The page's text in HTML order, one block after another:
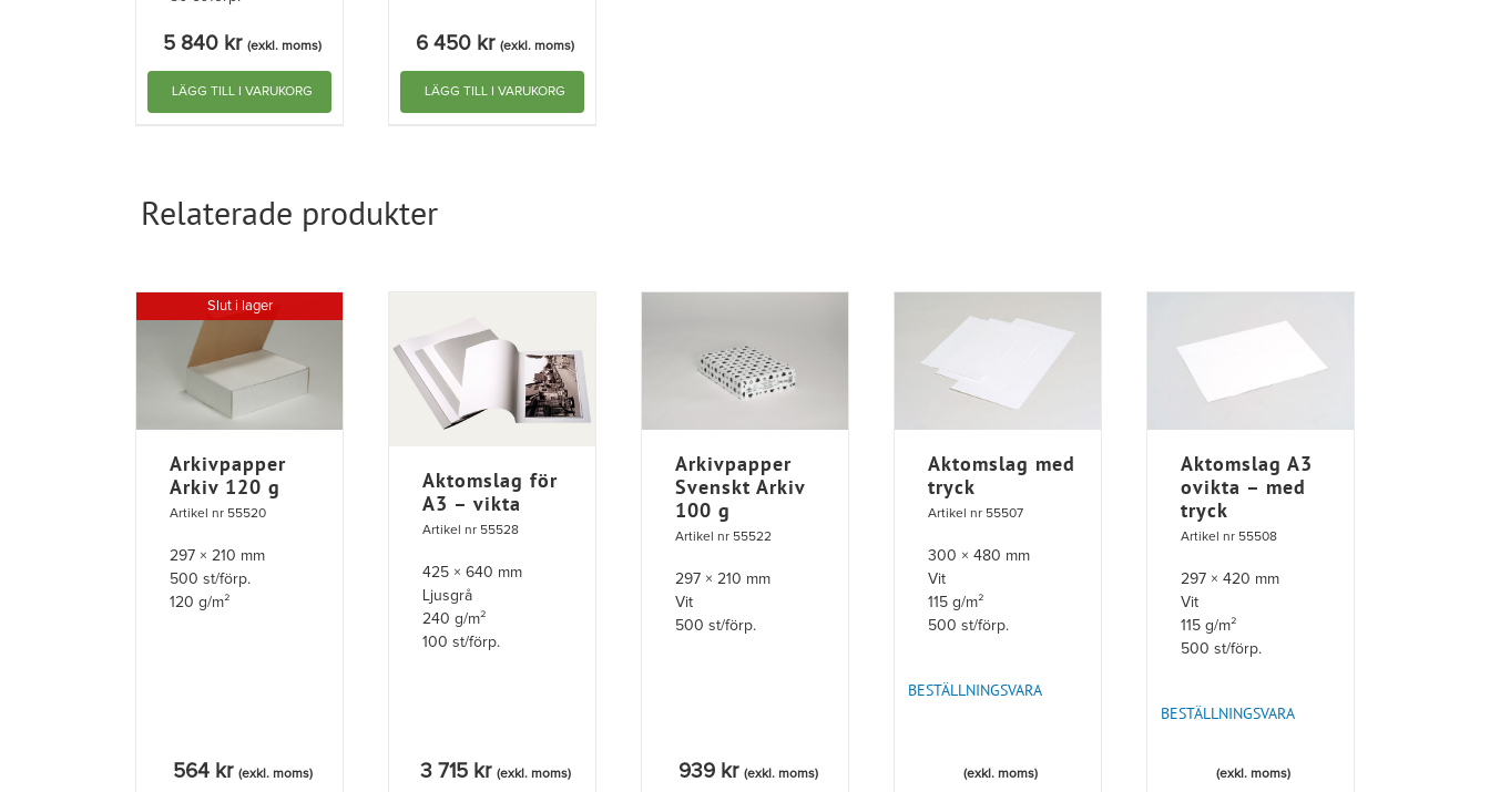
5 840 kr (exkl. moms)
LÄGG TILL I VARUKORG
6 450 kr (exkl. moms)
LÄGG TILL I VARUKORG
Relaterade produkter
Slut i lager
Arkivpapper
Arkiv 120 g
Artikel nr 55520
297 × 210 mm
500 st/förp.
120 g/m²
564 kr (exkl. moms)
Aktomslag för
A3 – vikta
Artikel nr 55528
425 × 640 mm
Ljusgrå
240 g/m²
100 st/förp.
3 715 kr (exkl. moms)
Arkivpapper
Svenskt Arkiv
100 g
Artikel nr 55522
297 × 210 mm
Vit
500 st/förp.
939 kr (exkl. moms)
Aktomslag med
tryck
Artikel nr 55507
300 × 480 mm
Vit
115 g/m²
500 st/förp.
BESTÄLLNINGSVARA
(exkl. moms)
Aktomslag A3
ovikta – med
tryck
Artikel nr 55508
297 × 420 mm
Vit
115 g/m²
500 st/förp.
BESTÄLLNINGSVARA
(exkl. moms)